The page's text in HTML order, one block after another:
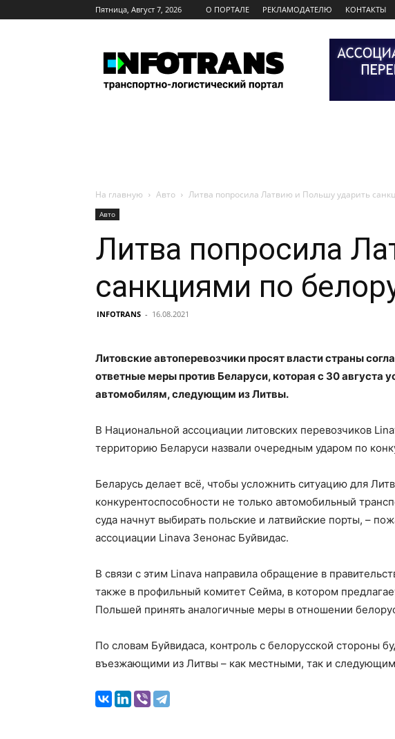
Пятница, Август 7, 2026 О ПОРТАЛЕ РЕКЛАМОДАТЕЛЮ КОНТАКТЫ
На главную Авто Литва попросила Латвию и Польшу ударить
Авто
Литва попросила
санкциями по
INFOTRANS - 16.08.2021
Литовские автоперевозчики просят власти страны
ответные меры против Беларуси, которая с 30 августа
автомобилям, следующим из Литвы.
В Национальной ассоциации литовских перевозчиков
территорию Беларуси назвали очередным ударом по
Беларусь делает всё, чтобы усложнить ситуацию для
конкурентоспособности не только автомобильный
суда начнут выбирать польские и латвийские порты, –
ассоциации Linava Зенонас Буйвидас.
В связи с этим Linava направила обращение в
также в профильный комитет Сейма, в котором
Польшей принять аналогичные меры в отношении
По словам Буйвидаса, контроль с белорусской стороны
въезжающими из Литвы – как местными, так и